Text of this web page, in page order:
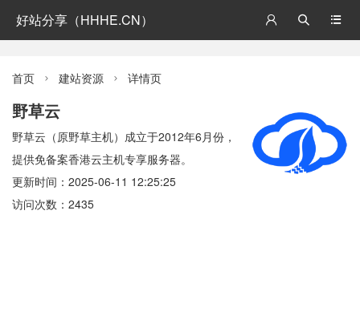
好站分享（HHHE.CN） 


首页  建站资源  详情页
野草云
野草云（原野草主机）成立于2012年6月份，
提供免备案香港云主机专享服务器。
更新时间：2025-06-11 12:25:25
访问次数：2435